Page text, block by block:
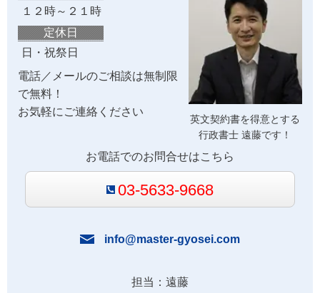
英文契約書を得意とする
行政書士 遠藤です！
１２時～２１時
定休日
日・祝祭日
電話／メールのご相談は無制限
で無料！
お気軽にご連絡ください
お電話でのお問合せはこちら
03-5633-9668
info@master-gyosei.com
担当：遠藤